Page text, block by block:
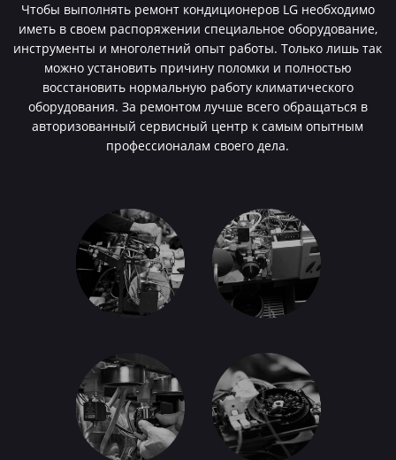
Чтобы выполнять ремонт кондиционеров LG необходимо
иметь в своем распоряжении специальное оборудование,
инструменты и многолетний опыт работы. Только лишь так
можно установить причину поломки и полностью
восстановить нормальную работу климатического
оборудования. За ремонтом лучше всего обращаться в
авторизованный сервисный центр к самым опытным
профессионалам своего дела.